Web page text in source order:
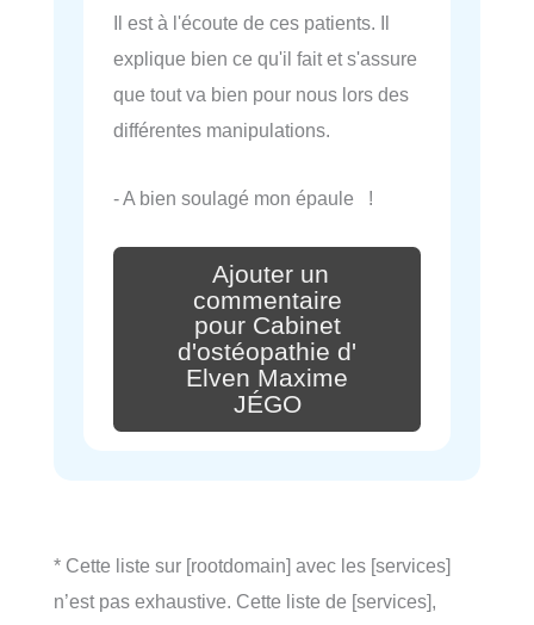
Il est à l'écoute de ces patients. Il
explique bien ce qu'il fait et s'assure
que tout va bien pour nous lors des
différentes manipulations.
- A bien soulagé mon épaule !
Ajouter un
commentaire
pour Cabinet
d'ostéopathie d'
Elven Maxime
JÉGO
* Cette liste sur [rootdomain] avec les [services]
n’est pas exhaustive. Cette liste de [services],